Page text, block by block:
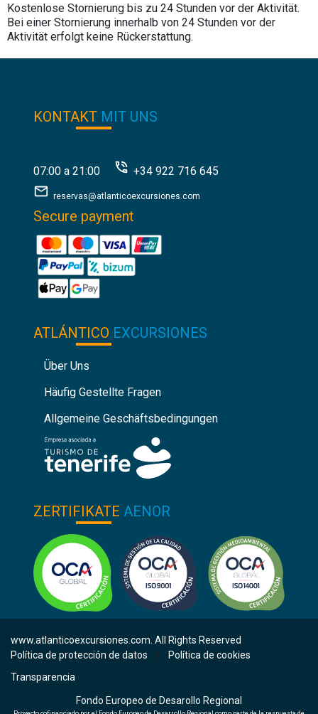
Kostenlose Stornierung bis zu 24 Stunden vor der Aktivität.
Bei einer Stornierung innerhalb von 24 Stunden vor der
Aktivität erfolgt keine Rückerstattung.
KONTAKT MIT UNS
07:00 a 21:00 +34 922 716 645
reservas@atlanticoexcursiones.com
Secure payment
ATLÁNTICO EXCURSIONES
Über Uns
Häufig Gestellte Fragen
Allgemeine Geschäftsbedingungen
ZERTIFIKATE AENOR
www.atlanticoexcursiones.com. All Rights Reserved
Política de protección de datos
Política de cookies
Transparencia
Fondo Europeo de Desarollo Regional